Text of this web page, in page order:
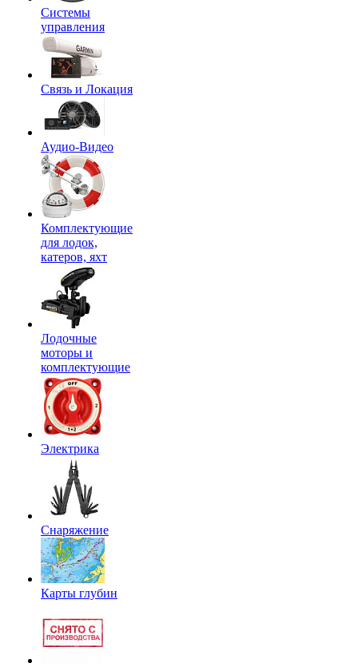
Системы
управления
Связь и Локация
Аудио-Видео
Комплектующие
для лодок,
катеров, яхт
Лодочные
моторы и
комплектующие
Электрика
Снаряжение
Карты глубин